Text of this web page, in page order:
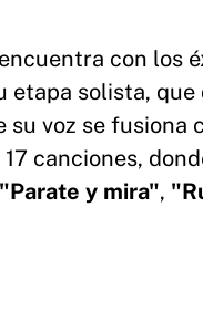
con los
etapa solista,
voz se
canciones,
"Parate y mira",